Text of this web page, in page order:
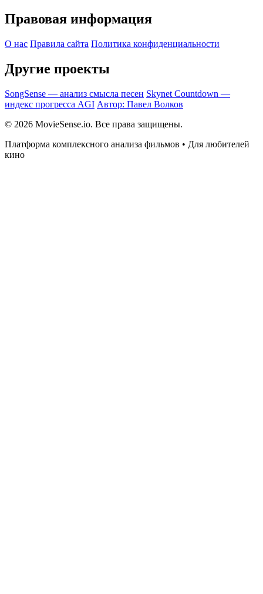
Правовая информация
О нас Правила сайта Политика конфиденциальности
Другие проекты
SongSense — анализ смысла песен Skynet Countdown —
индекс прогресса AGI Автор: Павел Волков
© 2026 MovieSense.io. Все права защищены.
Платформа комплексного анализа фильмов • Для любителей
кино